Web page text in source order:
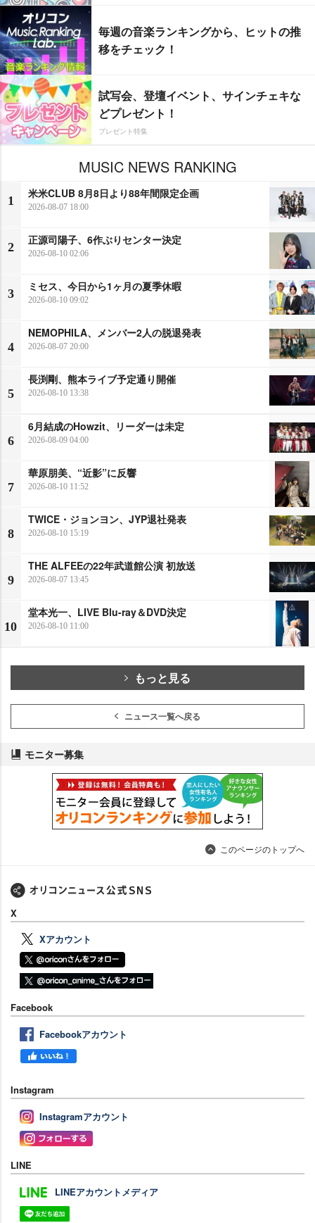
毎週の音楽ランキングから、ヒットの推
移をチェック！
試写会、登壇イベント、サインチェキな
どプレゼント！
プレゼント特集
MUSIC NEWS RANKING
1
米米CLUB 8月8日より88年間限定企画
2026-08-07 18:00
2
正源司陽子、6作ぶりセンター決定
2026-08-10 02:06
3
ミセス、今日から1ヶ月の夏季休暇
2026-08-10 09:02
4
NEMOPHILA、メンバー2人の脱退発表
2026-08-07 20:00
5
長渕剛、熊本ライブ予定通り開催
2026-08-10 13:38
6
6月結成のHowzit、リーダーは未定
2026-08-09 04:00
7
華原朋美、“近影”に反響
2026-08-10 11:52
8
TWICE・ジョンヨン、JYP退社発表
2026-08-10 15:19
9
THE ALFEEの22年武道館公演 初放送
2026-08-07 13:45
10
堂本光一、LIVE Blu-ray＆DVD決定
2026-08-10 11:00
もっと見る
ニュース一覧へ戻る
モニター募集
このページのトップへ
X
Xアカウント
Facebook
Facebookアカウント
Instagram
Instagramアカウント
LINE
LINEアカウントメディア